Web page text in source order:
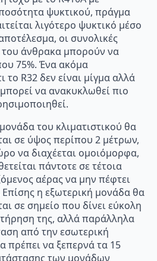
ψυκτικού, πράγμα
λιγότερο ψυκτικό μέσο
οι συνολικές
του άνθρακα μπορούν να
75%. Ένα ακόμα
το R32 δεν είναι μίγμα αλλά
να ανακυκλωθεί πιο
του κλιματιστικού θα
σε ύψος περίπου 2 μέτρων,
να διαχέεται ομοιόμορφα,
πάντοτε σε τέτοια
αέρας να μην πέφτει
η εξωτερική μονάδα θα
σε σημείο που δίνει εύκολη
της, αλλά παράλληλα
από την εσωτερική
πρέπει να ξεπερνά τα 15
των μονάδων